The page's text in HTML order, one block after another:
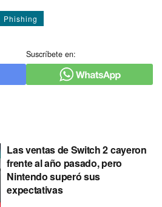
Phishing
Suscríbete en:
Las ventas de Switch 2 cayeron
frente al año pasado, pero
Nintendo superó sus
expectativas